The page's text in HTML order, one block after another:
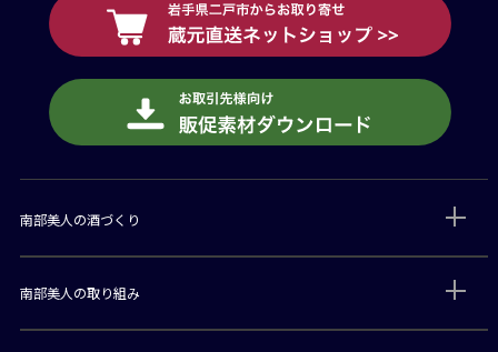
南部美人の酒づくり
南部美人の取り組み